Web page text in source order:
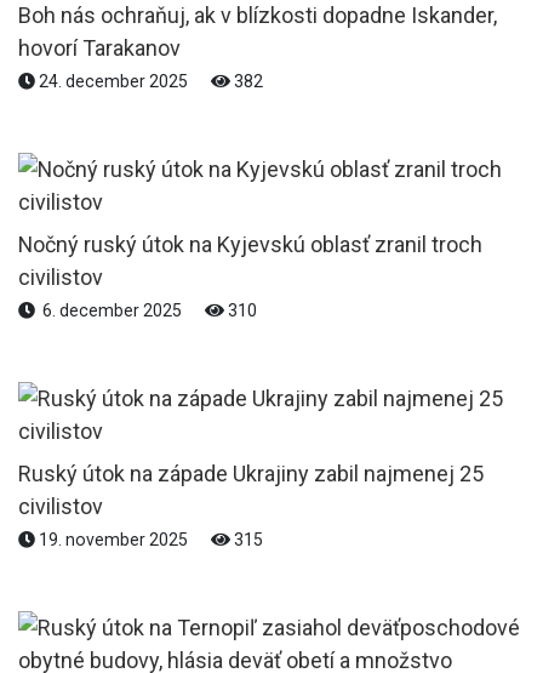
Boh nás ochraňuj, ak v blízkosti dopadne Iskander,
hovorí Tarakanov
24. december 2025 382
Nočný ruský útok na Kyjevskú oblasť zranil troch
civilistov
6. december 2025 310
Ruský útok na západe Ukrajiny zabil najmenej 25
civilistov
19. november 2025 315